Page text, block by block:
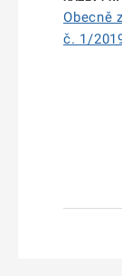
Obecně
č. 1/